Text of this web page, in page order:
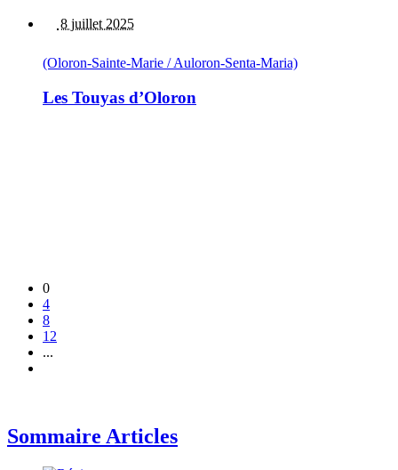
8 juillet 2025
(Oloron-Sainte-Marie / Auloron-Senta-Maria)
Les Touyas d’Oloron
0
4
8
12
...
Sommaire Articles